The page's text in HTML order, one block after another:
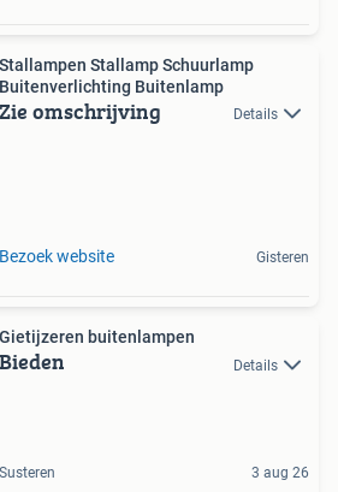
Stallampen Stallamp Schuurlamp
Buitenverlichting Buitenlamp
Zie omschrijving Details
Bezoek website Gisteren
Gietijzeren buitenlampen
Bieden Details
Susteren 3 aug 26